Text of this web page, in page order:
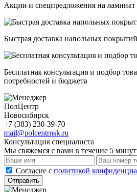
Акции и спецпредложения на
Быстрая доставка напольных
Бесплатная консультация и подбор
потребностей и бюджета
ПолЦентр
Новосибирск
+7 (383) 230-39-70
mail@polcentrnsk.ru
Консультация специалиста
Мы свяжемся с вами в течение 5 минут
Cогласие с политикой
Отправить